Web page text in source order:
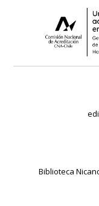
Biblioteca